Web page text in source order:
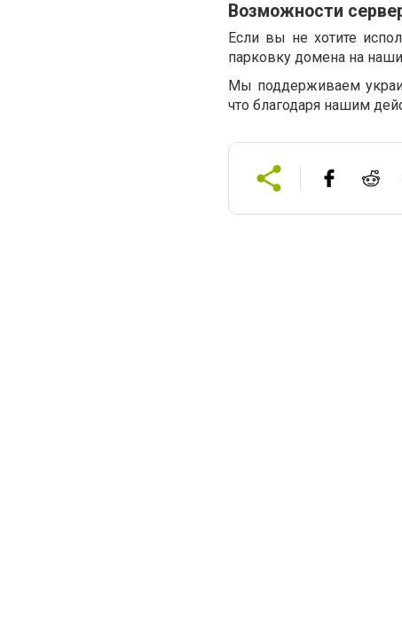
Возможности
Если вы не хотите
парковку домена на
Мы поддерживаем
что благодаря нашим